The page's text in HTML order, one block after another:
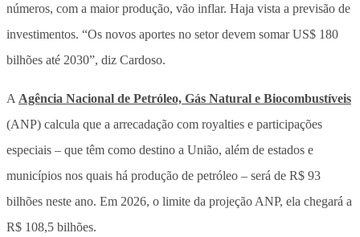
números, com a maior produção, vão inflar. Haja vista a previsão de
investimentos. “Os novos aportes no setor devem somar US$ 180
bilhões até 2030”, diz Cardoso.
A Agência Nacional de Petróleo, Gás Natural e Biocombustíveis
(ANP) calcula que a arrecadação com royalties e participações
especiais – que têm como destino a União, além de estados e
municípios nos quais há produção de petróleo – será de R$ 93
bilhões neste ano. Em 2026, o limite da projeção ANP, ela chegará a
R$ 108,5 bilhões.